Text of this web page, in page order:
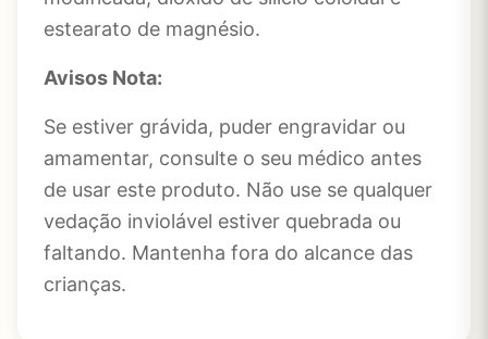
estearato de magnésio.
Avisos Nota:
Se estiver grávida, puder engravidar ou
amamentar, consulte o seu médico antes
de usar este produto. Não use se qualquer
vedação inviolável estiver quebrada ou
faltando. Mantenha fora do alcance das
crianças.